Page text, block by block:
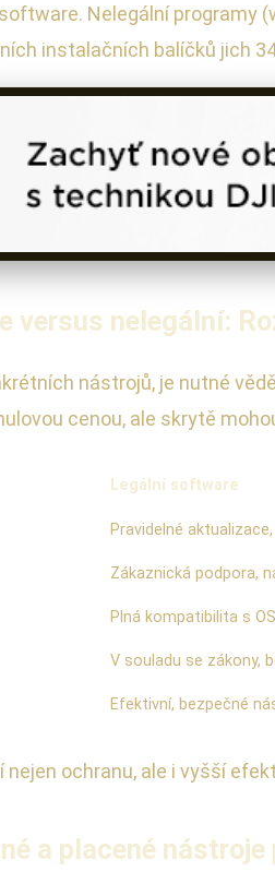
Nelegální programy
instalačních balíčků jich
versus nelegální:
nástrojů, je nutné
cenou, ale skrytě
Legální software
Pravidelné
Zákaznická podpora,
Plná kompatibilita s
V souladu se zákony,
Efektivní, bezpečné
nejen ochranu, ale i vyšší
a placené